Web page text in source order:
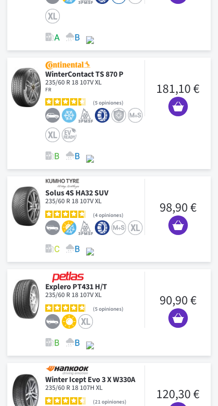
WinterContact TS 870 P
235/60 R 18 107V XL
FR
5 opiniones
181,10 €
Solus 4S HA32 SUV
235/60 R 18 107V XL
4opiniones 98,90 €
Explero PT431 H/T
235/60 R 18 107V XL
5 opiniones 90,90 €
Winter Icept Evo 3 X W330A
235/60 R 18 107H XL
21 opiniones 120,30 €